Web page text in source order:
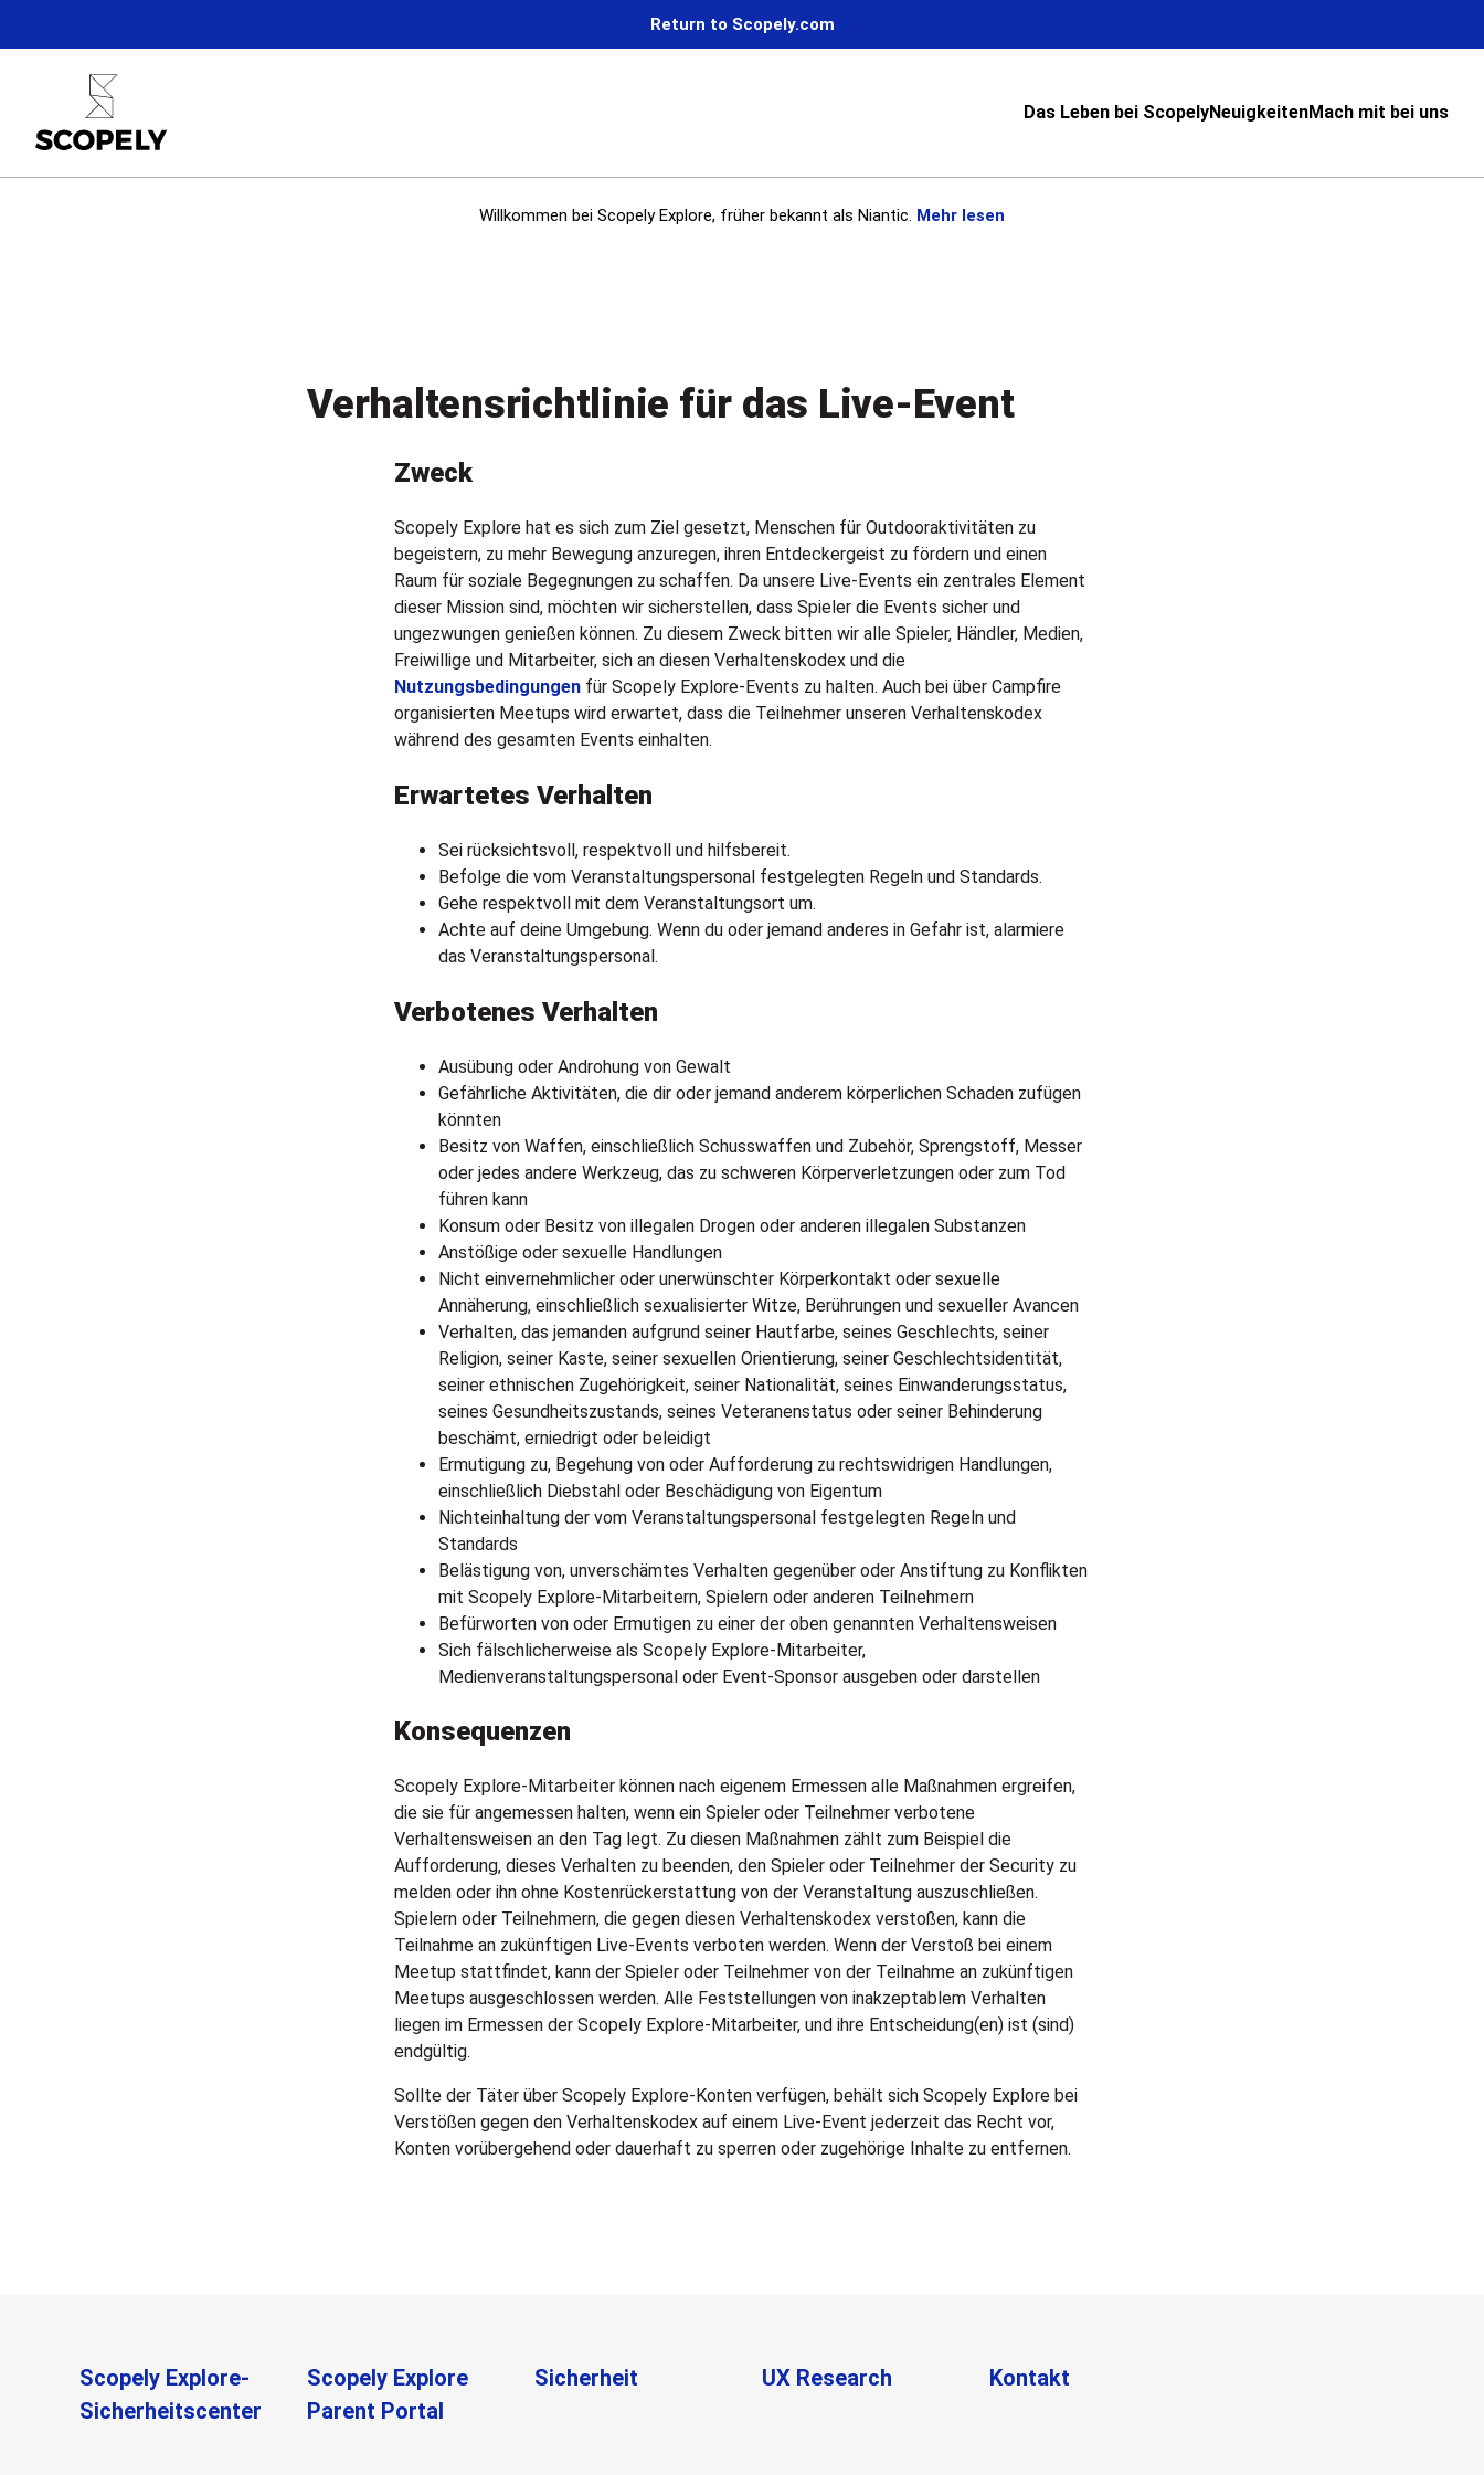
Return to Scopely.com
Das Leben bei ScopelyNeuigkeitenMach mit bei uns
Willkommen bei Scopely Explore, früher bekannt als Niantic. Mehr lesen
Verhaltensrichtlinie für das Live-Event
Zweck
Scopely Explore hat es sich zum Ziel gesetzt, Menschen für Outdooraktivitäten zu
begeistern, zu mehr Bewegung anzuregen, ihren Entdeckergeist zu fördern und einen
Raum für soziale Begegnungen zu schaffen. Da unsere Live-Events ein zentrales Element
dieser Mission sind, möchten wir sicherstellen, dass Spieler die Events sicher und
ungezwungen genießen können. Zu diesem Zweck bitten wir alle Spieler, Händler, Medien,
Freiwillige und Mitarbeiter, sich an diesen Verhaltenskodex und die
Nutzungsbedingungen für Scopely Explore-Events zu halten. Auch bei über Campfire
organisierten Meetups wird erwartet, dass die Teilnehmer unseren Verhaltenskodex
während des gesamten Events einhalten.
Erwartetes Verhalten
Sei rücksichtsvoll, respektvoll und hilfsbereit.
Befolge die vom Veranstaltungspersonal festgelegten Regeln und Standards.
Gehe respektvoll mit dem Veranstaltungsort um.
Achte auf deine Umgebung. Wenn du oder jemand anderes in Gefahr ist, alarmiere
das Veranstaltungspersonal.
Verbotenes Verhalten
Ausübung oder Androhung von Gewalt
Gefährliche Aktivitäten, die dir oder jemand anderem körperlichen Schaden zufügen
könnten
Besitz von Waffen, einschließlich Schusswaffen und Zubehör, Sprengstoff, Messer
oder jedes andere Werkzeug, das zu schweren Körperverletzungen oder zum Tod
führen kann
Konsum oder Besitz von illegalen Drogen oder anderen illegalen Substanzen
Anstößige oder sexuelle Handlungen
Nicht einvernehmlicher oder unerwünschter Körperkontakt oder sexuelle
Annäherung, einschließlich sexualisierter Witze, Berührungen und sexueller Avancen
Verhalten, das jemanden aufgrund seiner Hautfarbe, seines Geschlechts, seiner
Religion, seiner Kaste, seiner sexuellen Orientierung, seiner Geschlechtsidentität,
seiner ethnischen Zugehörigkeit, seiner Nationalität, seines Einwanderungsstatus,
seines Gesundheitszustands, seines Veteranenstatus oder seiner Behinderung
beschämt, erniedrigt oder beleidigt
Ermutigung zu, Begehung von oder Aufforderung zu rechtswidrigen Handlungen,
einschließlich Diebstahl oder Beschädigung von Eigentum
Nichteinhaltung der vom Veranstaltungspersonal festgelegten Regeln und
Standards
Belästigung von, unverschämtes Verhalten gegenüber oder Anstiftung zu Konflikten
mit Scopely Explore-Mitarbeitern, Spielern oder anderen Teilnehmern
Befürworten von oder Ermutigen zu einer der oben genannten Verhaltensweisen
Sich fälschlicherweise als Scopely Explore-Mitarbeiter,
Medienveranstaltungspersonal oder Event-Sponsor ausgeben oder darstellen
Konsequenzen
Scopely Explore-Mitarbeiter können nach eigenem Ermessen alle Maßnahmen ergreifen,
die sie für angemessen halten, wenn ein Spieler oder Teilnehmer verbotene
Verhaltensweisen an den Tag legt. Zu diesen Maßnahmen zählt zum Beispiel die
Aufforderung, dieses Verhalten zu beenden, den Spieler oder Teilnehmer der Security zu
melden oder ihn ohne Kostenrückerstattung von der Veranstaltung auszuschließen.
Spielern oder Teilnehmern, die gegen diesen Verhaltenskodex verstoßen, kann die
Teilnahme an zukünftigen Live-Events verboten werden. Wenn der Verstoß bei einem
Meetup stattfindet, kann der Spieler oder Teilnehmer von der Teilnahme an zukünftigen
Meetups ausgeschlossen werden. Alle Feststellungen von inakzeptablem Verhalten
liegen im Ermessen der Scopely Explore-Mitarbeiter, und ihre Entscheidung(en) ist (sind)
endgültig.
Sollte der Täter über Scopely Explore-Konten verfügen, behält sich Scopely Explore bei
Verstößen gegen den Verhaltenskodex auf einem Live-Event jederzeit das Recht vor,
Konten vorübergehend oder dauerhaft zu sperren oder zugehörige Inhalte zu entfernen.
Scopely Explore-
Sicherheitscenter
Scopely Explore
Parent Portal
Sicherheit UX Research Kontakt